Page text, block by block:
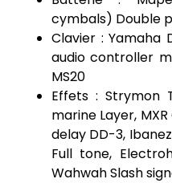
cymbals) Double
Clavier : Yamaha
audio controller
MS20
Effets : Strymon
marine Layer,
delay DD-3,
Full tone,
Wahwah Slash